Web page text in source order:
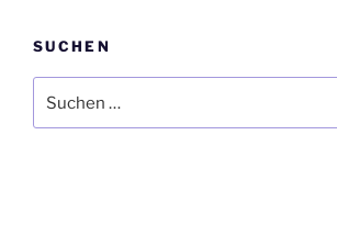
SUCHEN
nach: